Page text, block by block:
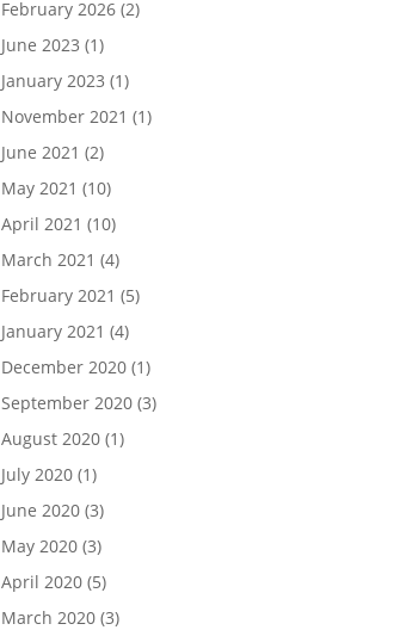
February 2026 (2)
June 2023 (1)
January 2023 (1)
November 2021 (1)
June 2021 (2)
May 2021 (10)
April 2021 (10)
March 2021 (4)
February 2021 (5)
January 2021 (4)
December 2020 (1)
September 2020 (3)
August 2020 (1)
July 2020 (1)
June 2020 (3)
May 2020 (3)
April 2020 (5)
March 2020 (3)